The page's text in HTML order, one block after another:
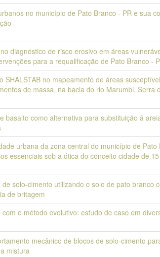
no município de Pato Branco - PR e sua
diagnóstico de risco erosivo em áreas
para a requalificação de Pato Branco -
SHALSTAB no mapeamento de áreas
de massa, na bacia do rio Marumbi, Serra
basalto como alternativa para substituição à
urbana da zona central do município de Pato
essenciais sob a ótica do conceito cidade de
solo-cimento utilizando o solo de pato branco
de britagem
o método evolutivo: estudo de caso em
mecânico de blocos de solo-cimento
mistura